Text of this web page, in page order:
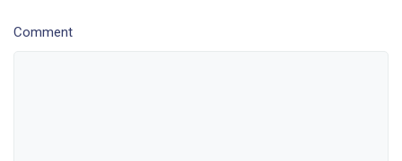
Comment